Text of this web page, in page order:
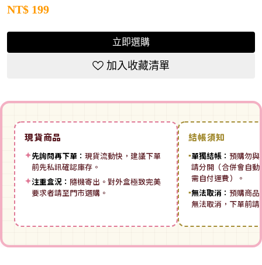
NT$ 199
立即選購
加入收藏清單
現貨商品
✦先詢問再下單： 現貨流動快，建議下單
前先私訊確認庫存。
✦注重盒況： 隨機寄出。對外盒極致完美
要求者請至門市選購。
結帳須知
▪單獨結帳： 預購勿與
請分開（合併會自
需自付運費）。
▪無法取消： 預購商品
無法取消，下單前